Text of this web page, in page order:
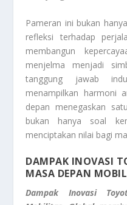
Pameran ini bukan
refleksi terhadap
membangun
menjelma menjadi
tanggung jawab
menampilkan harmoni
depan menegaskan
bukan hanya soal
menciptakan nilai bagi
DAMPAK INOVASI
MASA DEPAN
Dampak Inovasi